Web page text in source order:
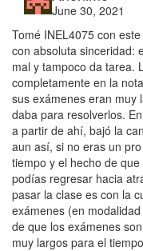
June 30, 2021
Tomé INEL4075 con
con absoluta sinceridad:
mal y tampoco da tarea.
completamente en la
sus exámenes eran muy
daba para resolverlos.
a partir de ahí, bajó la
aun así, si no eras un
tiempo y el hecho de
podías regresar hacia
pasar la clase es con la
exámenes (en
de que los exámenes
muy largos para el